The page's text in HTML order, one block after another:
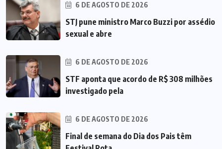
6 DE AGOSTO DE 2026
STJ pune ministro Marco Buzzi por assédio
sexual e abre
6 DE AGOSTO DE 2026
STF aponta que acordo de R$ 308 milhões
investigado pela
6 DE AGOSTO DE 2026
Final de semana do Dia dos Pais têm